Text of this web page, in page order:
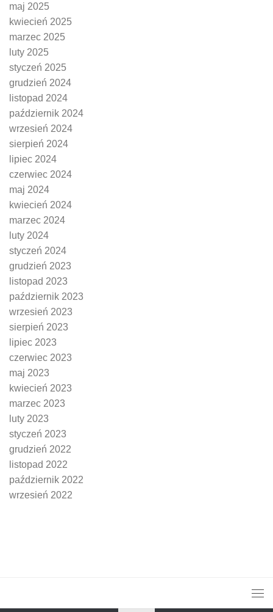
maj 2025
kwiecień 2025
marzec 2025
luty 2025
styczeń 2025
grudzień 2024
listopad 2024
październik 2024
wrzesień 2024
sierpień 2024
lipiec 2024
czerwiec 2024
maj 2024
kwiecień 2024
marzec 2024
luty 2024
styczeń 2024
grudzień 2023
listopad 2023
październik 2023
wrzesień 2023
sierpień 2023
lipiec 2023
czerwiec 2023
maj 2023
kwiecień 2023
marzec 2023
luty 2023
styczeń 2023
grudzień 2022
listopad 2022
październik 2022
wrzesień 2022